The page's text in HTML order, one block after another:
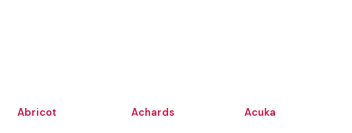
Abricot Achards Acuka